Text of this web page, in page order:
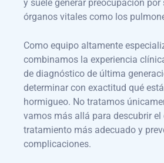
y suele generar preocupación por
órganos vitales como los
Como equipo altamente
combinamos la experiencia
de diagnóstico de última
determinar con exactitud qué
hormigueo. No tratamos
vamos más allá para descubrir el
tratamiento más adecuado y
complicaciones.